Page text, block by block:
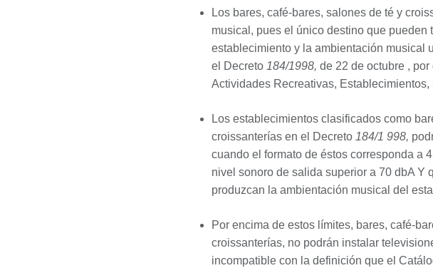
Los bares, café-bares, salones de té y
musical, pues el único destino que
establecimiento y la ambientación musical
el Decreto 184/1998, de 22 de octubre ,
Actividades Recreativas,
Los establecimientos clasificados como
croissanterías en el Decreto 184/1 998,
cuando el formato de éstos corresponda a
nivel sonoro de salida superior a 70 dbA Y
produzcan la ambientación musical del
Por encima de estos límites, bares, café-
croissanterías, no podrán instalar
incompatible con la definición que el